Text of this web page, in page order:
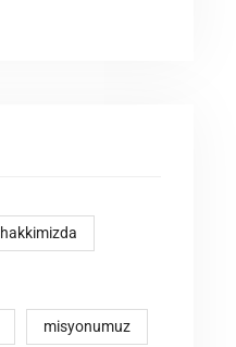
hakkimizda
misyonumuz